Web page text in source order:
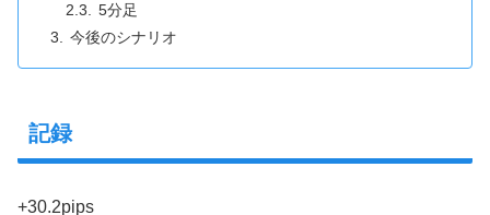
5分足
今後のシナリオ
記録
+30.2pips